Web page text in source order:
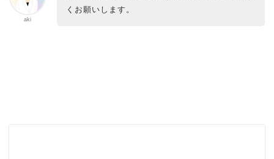
aki
くお願いします。